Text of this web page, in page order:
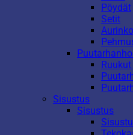
Pöydät
Setit
Sisustus
Sisustus